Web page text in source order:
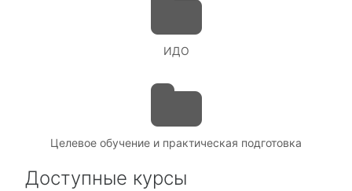
ИДО
Целевое обучение и практическая подготовка
Доступные курсы